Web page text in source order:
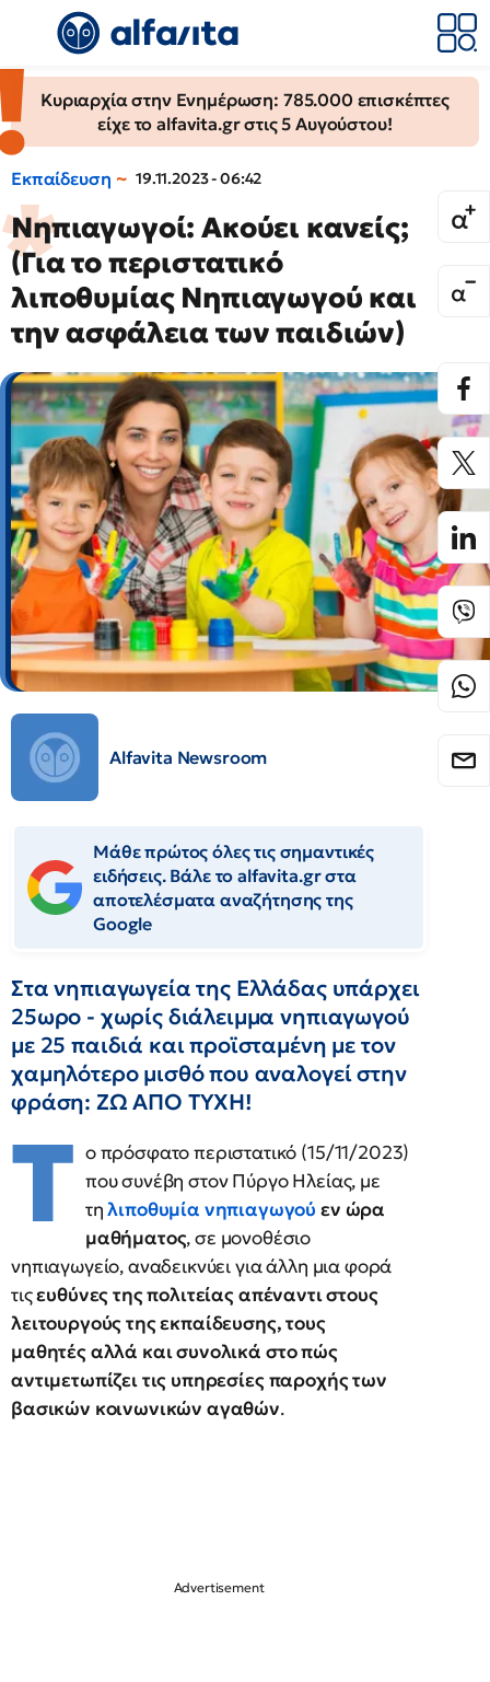
Κυριαρχία στην Ενημέρωση: 785.000 επισκέπτες
είχε το alfavita.gr στις 5 Αυγούστου!
Εκπαίδευση 19.11.2023 - 06:42
Νηπιαγωγοί: Ακούει κανείς;
(Για το περιστατικό
λιποθυμίας Νηπιαγωγού και
την ασφάλεια των παιδιών)
Alfavita Newsroom
Μάθε πρώτος όλες τις σημαντικές
ειδήσεις. Βάλε το alfavita.gr στα
αποτελέσματα αναζήτησης της
Google
Στα νηπιαγωγεία της Ελλάδας υπάρχει
25ωρο - χωρίς διάλειμμα νηπιαγωγού
με 25 παιδιά και προϊσταμένη με τον
χαμηλότερο μισθό που αναλογεί στην
φράση: ΖΩ ΑΠΟ ΤΥΧΗ!
T ο πρόσφατο περιστατικό (15/11/2023)
που συνέβη στον Πύργο Ηλείας, με
τηλιποθυμία νηπιαγωγού εν ώρα
μαθήματος, σε μονοθέσιο
νηπιαγωγείο, αναδεικνύει για άλλη μια φορά
τιςευθύνες της πολιτείας απέναντι στους
λειτουργούς της εκπαίδευσης, τους
μαθητέςαλλά και συνολικά στο πώς
αντιμετωπίζει τις υπηρεσίες παροχής των
βασικών κοινωνικών αγαθών.